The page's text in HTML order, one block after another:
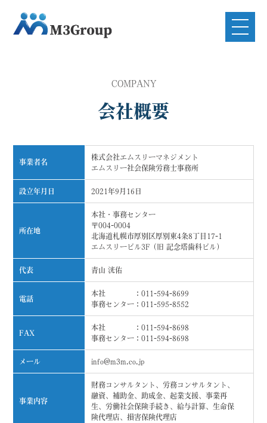
COMPANY
会社概要
事業者名
株式会社エムスリーマネジメント
エムスリー社会保険労務士事務所
設立年月日 2021年9月16日
所在地
本社・事務センター
〒004-0004
北海道札幌市厚別区厚別東4条8丁目17-1
エムスリービル3F（旧 記念塔歯科ビル）
代表 青山 洸佑
電話
本社 ：011-594-8699
事務センター：011-595-8552
FAX
本社 ：011-594-8698
事務センター：011-594-8698
メール info@m3m.co.jp
事業内容
財務コンサルタント、労務コンサルタント、
融資、補助金、助成金、起業支援、事業再
生、労働社会保険手続き、給与計算、生命保
険代理店、損害保険代理店